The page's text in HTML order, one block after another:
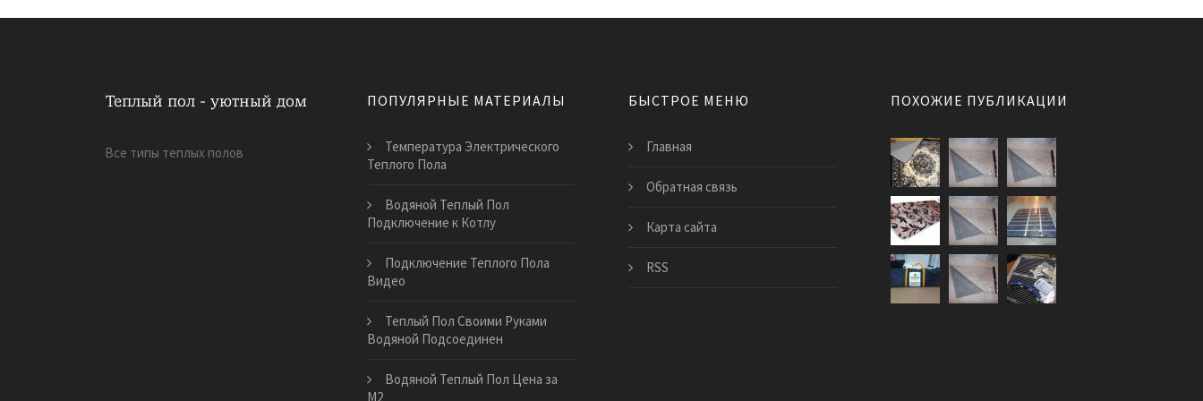
Все типы теплых полов
ПОПУЛЯРНЫЕ МАТЕРИАЛЫ
Температура Электрического
Теплого Пола
Водяной Теплый Пол
Подключение к Котлу
Подключение Теплого Пола
Видео
Теплый Пол Своими Руками
Водяной Подсоединен
Водяной Теплый Пол Цена за
М2
БЫСТРОЕ МЕНЮ
Главная
Обратная связь
Карта сайта
RSS
ПОХОЖИЕ ПУБЛИКАЦИИ